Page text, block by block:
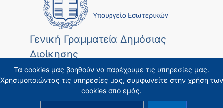
Τα cookies μας βοηθούν να παρέχουμε τις υπηρεσίες μας.
Χρησιμοποιώντας τις υπηρεσίες μας, συμφωνείτε στην χρήση των
cookies από εμάς.
Γενική Γραμματεία Δημόσιας
Διοίκησης